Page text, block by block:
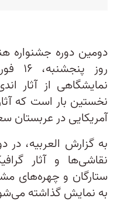
دومین دوره جشنواره
نمایشگاهی از آثار
نخستین بار است که
آمریکایی در عربستان
به گزارش العربیه، در
نقاشی‌ها و آثار
ستارگان و چهره‌های
به نمایش گذاشته